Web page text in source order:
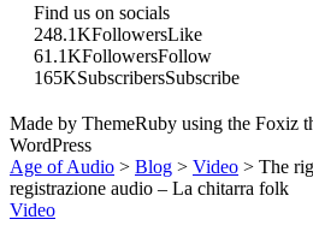
Find us on socials
248.1KFollowersLike
61.1KFollowersFollow
165KSubscribersSubscribe
Made by ThemeRuby using the Foxiz
WordPress
Age of Audio > Blog > Video > The
registrazione audio – La chitarra folk
Video